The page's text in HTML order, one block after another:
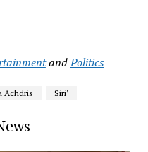
andPolitics
Achdris Siri'